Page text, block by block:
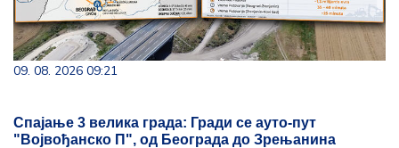
09. 08. 2026 09:21
Спајање 3 велика града: Гради се ауто-пут
"Војвођанско П", од Београда до Зрењанина